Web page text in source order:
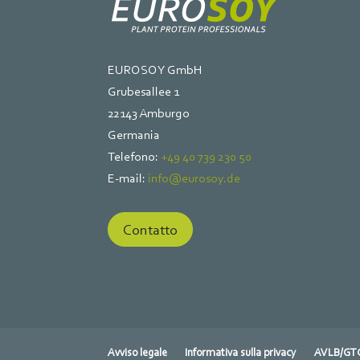
EUROSOY GmbH
Grubesallee 1
22143 Amburgo
Germania
Telefono: +49 40 739 230 50
E-mail: info@eurosoy.de
Contatto
Avviso legale Informativa sulla privacy AVLB/